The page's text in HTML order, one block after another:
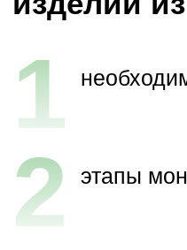
Террасная доска из МПК
Террасная доска из ДПК
Заборная доска
Каталог
Заказать звонок